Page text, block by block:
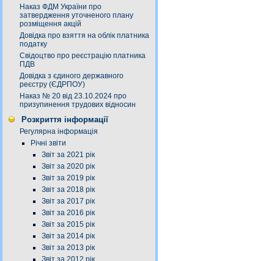
Наказ ФДМ України про
затвердження уточненого плану
розміщення акцій
Довідка про взяття на облік платника
податку
Свідоцтво про реєстрацію платника
ПДВ
Довідка з єдиного державного
реєстру (ЄДРПОУ)
Наказ № 20 від 23.10.2024 про
призупинення трудових відносин
Розкриття інформації
Регулярна інформація
Річні звіти
Звіт за 2021 рік
Звіт за 2020 рік
Звіт за 2019 рік
Звіт за 2018 рік
Звіт за 2017 рік
Звіт за 2016 рік
Звіт за 2015 рік
Звіт за 2014 рік
Звіт за 2013 рік
Звіт за 2012 рік